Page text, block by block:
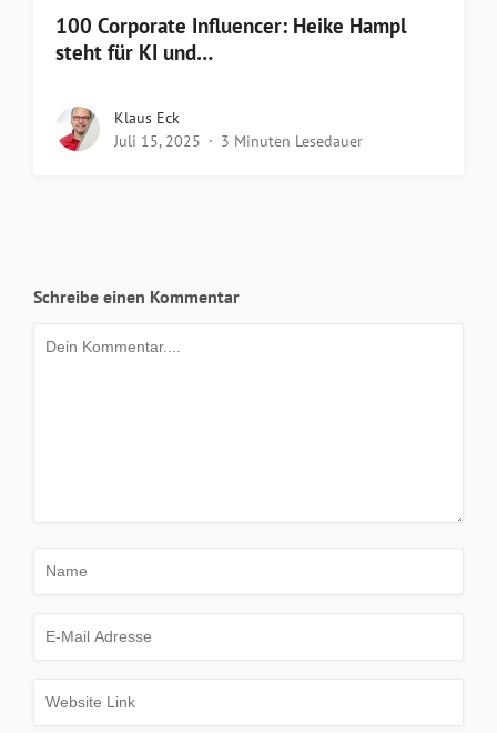
100 Corporate Influencer: Heike Hampl
steht für KI und…
Klaus Eck
Juli 15, 2025
3 Minuten Lesedauer
Schreibe einen Kommentar